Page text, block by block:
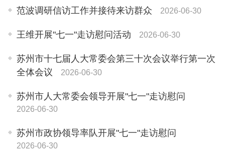
革命工作，期颐之年仍关心苏州各项事业...
范波调研信访工作并接待来访群众 2026-06-30
王维开展"七一"走访慰问活动 2026-06-30
苏州市十七届人大常委会第三十次会议举行第一次
全体会议
2026-06-30
苏州市人大常委会领导开展"七一"走访慰问
2026-06-30
苏州市政协领导率队开展"七一"走访慰问
2026-06-30